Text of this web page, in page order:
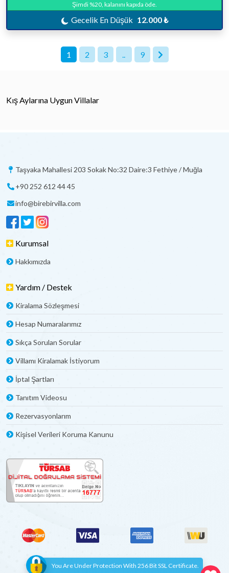
Şimdi %20, kalanını kapıda öde.
Gecelik En Düşük 12.000 ₺
1 2 3 .. 9
Kış Aylarına Uygun Villalar
Taşyaka Mahallesi 203 Sokak No:32 Daire:3 Fethiye / Muğla
+90 252 612 44 45
info@birebirvilla.com
Kurumsal
Hakkımızda
Yardım / Destek
Kiralama Sözleşmesi
Hesap Numaralarımız
Sıkça Sorulan Sorular
Villamı Kiralamak İstiyorum
İptal Şartları
Tanıtım Videosu
Rezervasyonlarım
Kişisel Verileri Koruma Kanunu
You Are Under Protection With 256 Bit SSL Certificate.